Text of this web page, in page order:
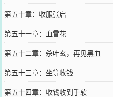
第五十章：收服张启
第五十一章：血雷花
第五十二章：杀叶玄，再见黑血
第五十三章：坐等收钱
第五十四章：收钱收到手软